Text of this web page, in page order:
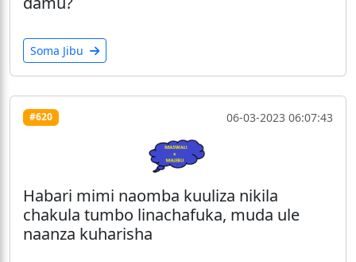
Soma Jibu
#620 06-03-2023 06:07:43
Habari mimi naomba kuuliza nikila
chakula tumbo linachafuka, muda ule
naanza kuharisha